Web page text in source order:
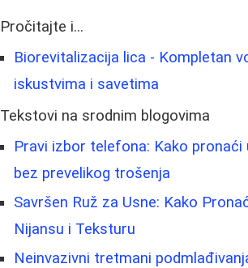
Pročitajte i...
Biorevitalizacija lica - Kompletan
iskustvima i savetima
Tekstovi na srodnim blogovima
Pravi izbor telefona: Kako pronaći
bez prevelikog trošenja
Savršen Ruž za Usne: Kako
Nijansu i Teksturu
Neinvazivni tretmani